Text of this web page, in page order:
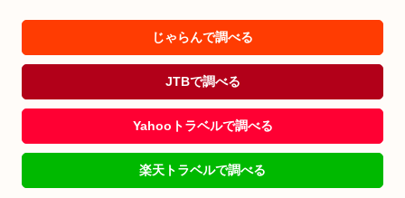
じゃらんで調べる
JTBで調べる
Yahooトラベルで調べる
楽天トラベルで調べる